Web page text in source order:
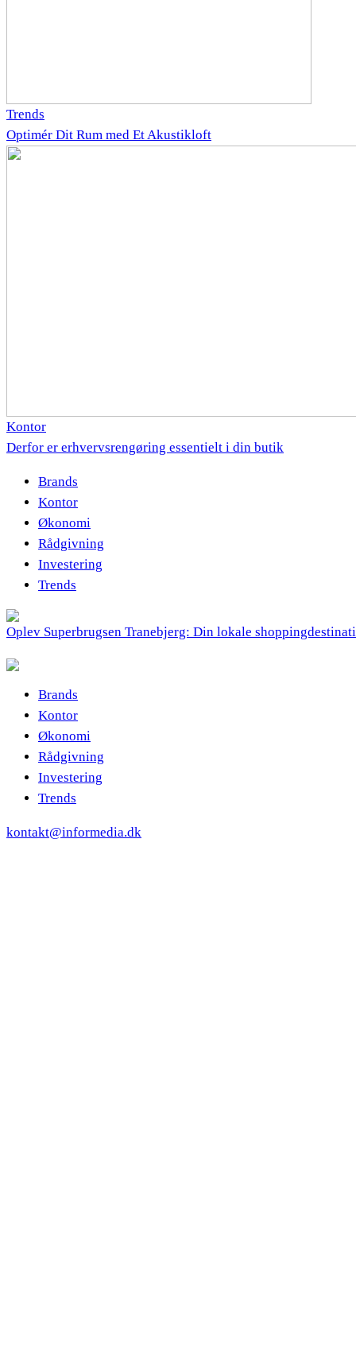
Trends
Optimér Dit Rum med Et Akustikloft
Kontor
Derfor er erhvervsrengøring essentielt i din butik
Brands
Kontor
Økonomi
Rådgivning
Investering
Trends
Oplev Superbrugsen Tranebjerg: Din lokale
Brands
Kontor
Økonomi
Rådgivning
Investering
Trends
kontakt@informedia.dk